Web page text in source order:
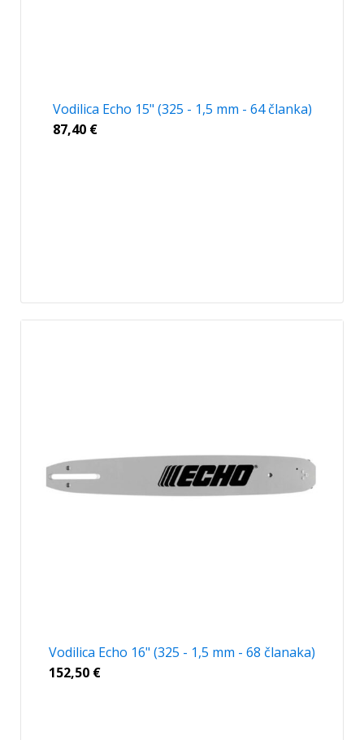
Vodilica Echo 15" (325 - 1,5 mm - 64 članka)
87,40 €
Vodilica Echo 16" (325 - 1,5 mm - 68 članaka)
152,50 €